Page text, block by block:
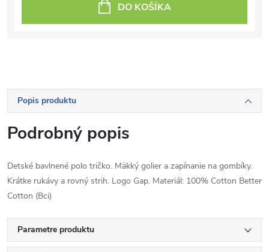
DO KOŠÍKA
Popis produktu
Podrobný popis
Detské bavlnené polo tričko. Mäkký golier a zapínanie na gombíky.
Krátke rukávy a rovný strih. Logo Gap. Materiál: 100% Cotton Better
Cotton (Bci)
Parametre produktu